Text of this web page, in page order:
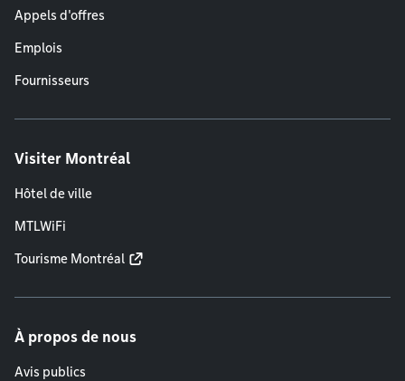
Appels d'offres
Emplois
Fournisseurs
Visiter Montréal
Hôtel de ville
MTLWiFi
Tourisme Montréal
À propos de nous
Avis publics